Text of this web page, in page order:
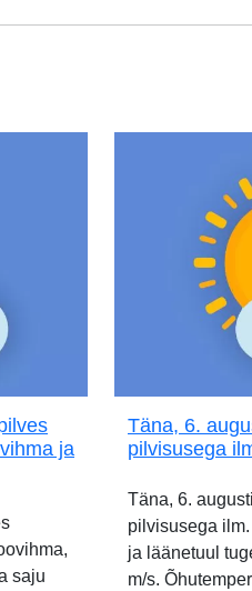
ja
saju
Täna, 6.
pilvisusega
Täna, 6.
pilvisusega
ja läänetuul
m/s.